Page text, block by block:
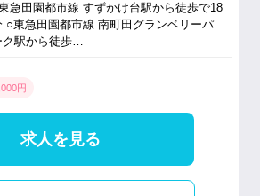
急田園都市線 すずかけ台駅から徒歩で18
○東急田園都市線 南町田グランベリーパ
ク駅から徒歩…
円
求人を見る